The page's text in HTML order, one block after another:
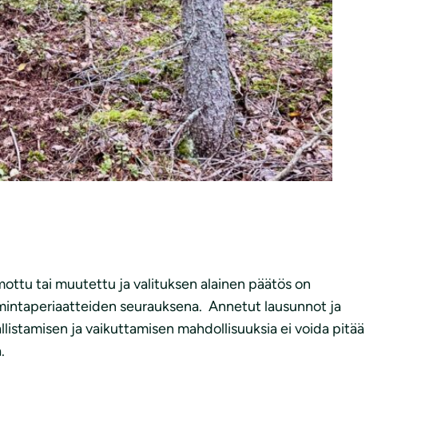
tai muutettu ja valituksen alainen päätös on
seurauksena. Annetut lausunnot ja
ja vaikuttamisen mahdollisuuksia ei voida pitää